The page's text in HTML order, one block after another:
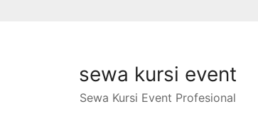
sewa kursi event
Sewa Kursi Event Profesional